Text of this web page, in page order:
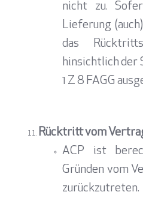
nicht zu.
Lieferung
das
hinsichtlich der
1 Z 8 FAGG
Rücktritt vom
ACP ist
Gründen vom